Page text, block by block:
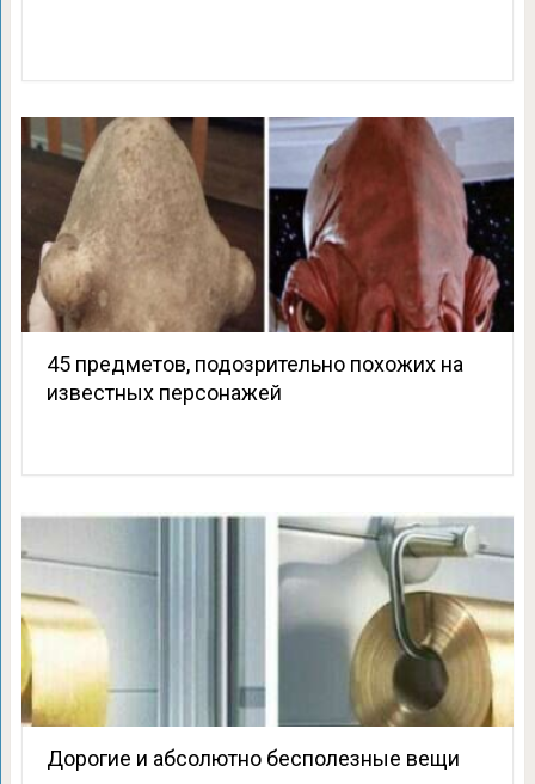
45 предметов, подозрительно похожих на
известных персонажей
Дорогие и абсолютно бесполезные вещи